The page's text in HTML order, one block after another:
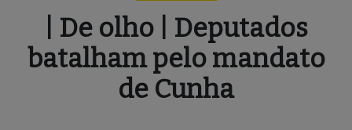
| De olho | Deputados
batalham pelo mandato
de Cunha